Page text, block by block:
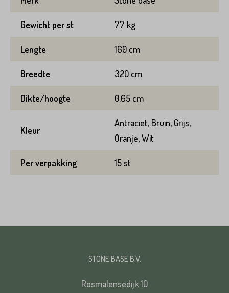
Gewicht per st 77 kg
Lengte 160 cm
Breedte 320 cm
Dikte/hoogte 0.65 cm
Kleur
Antraciet, Bruin, Grijs,
Oranje, Wit
Per verpakking 15 st
STONE BASE B.V.
Rosmalensedijk 10